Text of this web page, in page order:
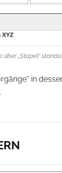
„Stapel“
in